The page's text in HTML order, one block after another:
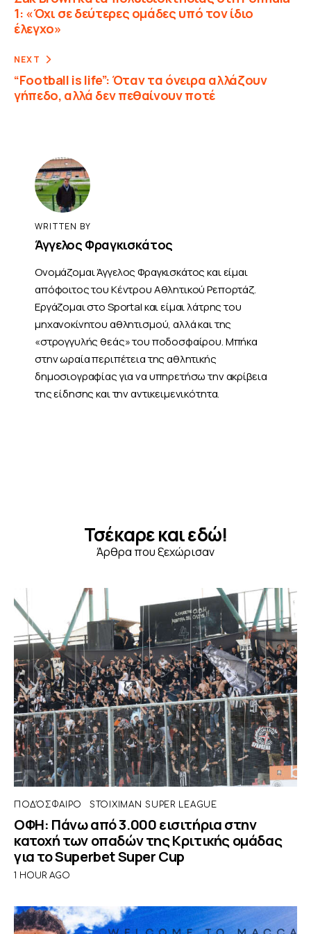
1: «Όχι σε δεύτερες ομάδες υπό τον ίδιο
έλεγχο»
NEXT
“Football is life”: Όταν τα όνειρα αλλάζουν
γήπεδο, αλλά δεν πεθαίνουν ποτέ
WRITTEN BY
Άγγελος Φραγκισκάτος
Ονομάζομαι Άγγελος Φραγκισκάτος και είμαι
απόφοιτος του Κέντρου Αθλητικού Ρεπορτάζ.
Εργάζομαι στο Sportal και είμαι λάτρης του
μηχανοκίνητου αθλητισμού, αλλά και της
«στρογγυλής θεάς» του ποδοσφαίρου. Μπήκα
στην ωραία περιπέτεια της αθλητικής
δημοσιογραφίας για να υπηρετήσω την ακρίβεια
της είδησης και την αντικειμενικότητα.
Τσέκαρε και εδώ!
Άρθρα που ξεχώρισαν
ΠΟΔΌΣΦΑΙΡΟ STOIXIMAN SUPER LEAGUE
ΟΦΗ: Πάνω από 3.000 εισιτήρια στην
κατοχή των οπαδών της Κριτικής ομάδας
για το Superbet Super Cup
1 HOUR AGO